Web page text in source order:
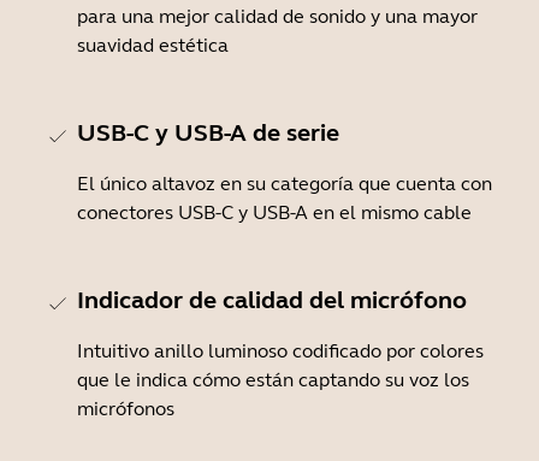
para una mejor calidad de sonido y una mayor
suavidad estética
USB-C y USB-A de serie
El único altavoz en su categoría que cuenta con
conectores USB-C y USB-A en el mismo cable
Indicador de calidad del micrófono
Intuitivo anillo luminoso codificado por colores
que le indica cómo están captando su voz los
micrófonos